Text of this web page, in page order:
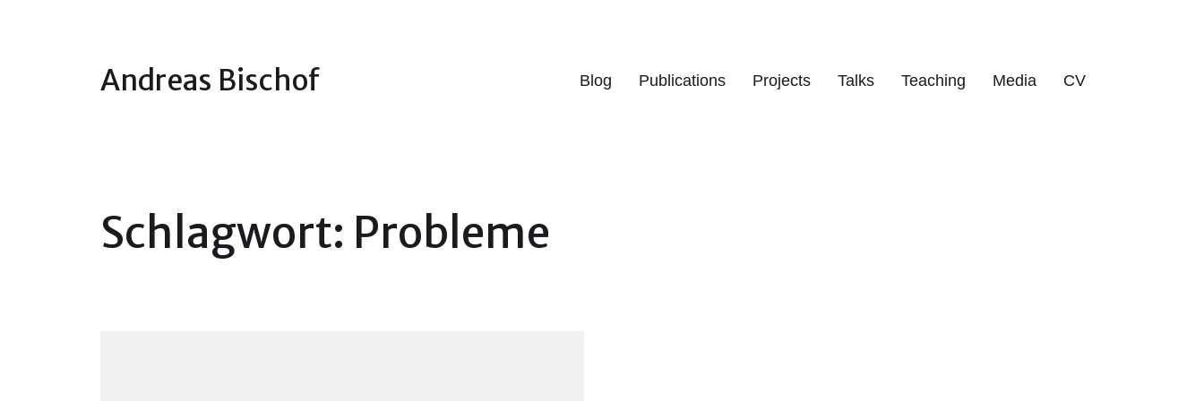
Andreas Bischof Blog Publications Projects Talks Teaching Media CV
Schlagwort: Probleme